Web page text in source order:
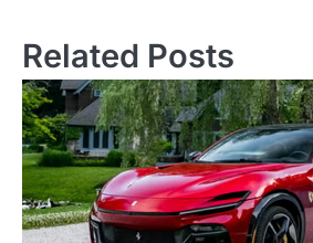
Related Posts